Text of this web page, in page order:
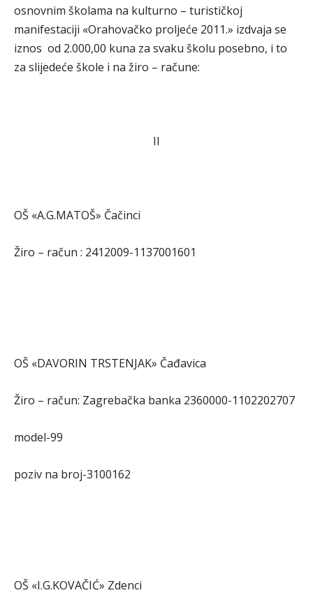
osnovnim školama na kulturno – turističkoj
manifestaciji «Orahovačko proljeće 2011.» izdvaja se
iznos od 2.000,00 kuna za svaku školu posebno, i to
za slijedeće škole i na žiro – račune:
II
OŠ «A.G.MATOŠ» Čačinci
Žiro – račun : 2412009-1137001601
OŠ «DAVORIN TRSTENJAK» Čađavica
Žiro – račun: Zagrebačka banka 2360000-1102202707
model-99
poziv na broj-3100162
OŠ «I.G.KOVAČIĆ» Zdenci